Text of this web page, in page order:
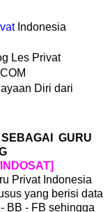
Indonesia
Les Privat
Diri dari
SEBAGAI GURU
Privat Indonesia
yang berisi data
BB - FB sehingga